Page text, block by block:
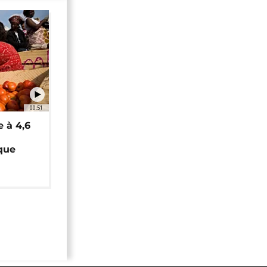
00:51
à 4,6